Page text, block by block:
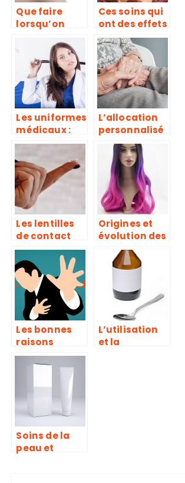
Que faire
lorsqu’on
mal de cou ?
Ces soins qui
ont des effets
santés, mais
que l’on
confond avec
des soins de
beauté!
Les uniformes
médicaux :
caractéristiq
ues et
obligations
L’allocation
personnalisé
d’autonomie :
les points
essentiels
Les lentilles
de contact
sont-elles
dangereuses
?
Origines et
évolution des
perruques
Les bonnes
raisons
d’utiliser des
défibrillateur
particuliers
et les
professionnel
s
L’utilisation
et la
Soins de la
peau et